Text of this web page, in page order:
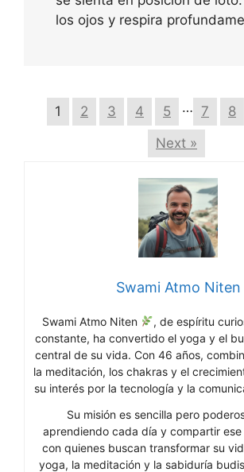
los ojos y respira
1 2 3 4 5 … 7 8
Next »
Swami Atmo Niten
Swami Atmo Niten
, de espíritu
constante, ha convertido el yoga y el
central de su vida. Con 46 años,
la meditación, los chakras y el
su interés por la tecnología y la
Su misión es sencilla pero
aprendiendo cada día y compartir
con quienes buscan transformar su
yoga, la meditación y la sabiduría